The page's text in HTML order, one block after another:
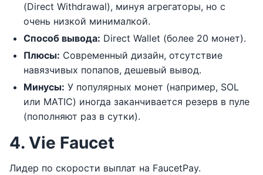
(Direct Withdrawal), минуя агрегаторы, но с
очень низкой минималкой.
Способ вывода: Direct Wallet (более 20 монет).
Плюсы: Современный дизайн, отсутствие
навязчивых попапов, дешевый вывод.
Минусы: У популярных монет (например, SOL
или MATIC) иногда заканчивается резерв в пуле
(пополняют раз в сутки).
4. Vie Faucet
Лидер по скорости выплат на FaucetPay.